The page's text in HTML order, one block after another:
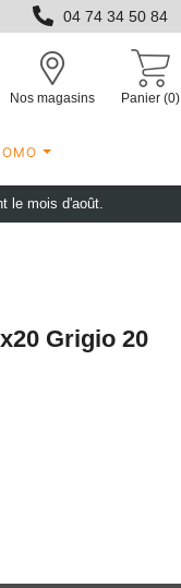
04 74 34 50 84
Nos magasins Panier (0)
le mois d'août.
Grigio 20